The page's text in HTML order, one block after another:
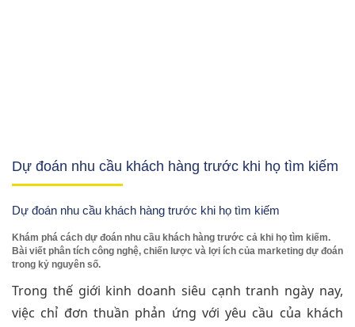
Dự đoán nhu cầu khách hàng trước khi họ tìm kiếm
Dự đoán nhu cầu khách hàng trước khi họ tìm kiếm
Khám phá cách dự đoán nhu cầu khách hàng trước cả khi họ tìm kiếm.
Bài viết phân tích công nghệ, chiến lược và lợi ích của marketing dự đoán
trong kỷ nguyên số.
Trong thế giới kinh doanh siêu cạnh tranh ngày nay,
việc chỉ đơn thuần phản ứng với yêu cầu của khách